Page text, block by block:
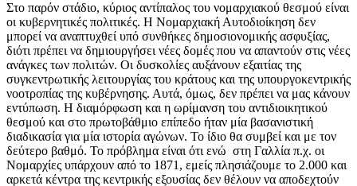
Στο παρόν στάδιο, κύριος αντίπαλος του νομαρχιακού θεσμού είναι
οι κυβερνητικές πολιτικές. Η Νομαρχιακή Αυτοδιοίκηση δεν
μπορεί να αναπτυχθεί υπό συνθήκες δημοσιονομικής ασφυξίας,
διότι πρέπει να δημιουργήσει νέες δομές που να απαντούν στις νέες
ανάγκες των πολιτών. Οι δυσκολίες αυξάνουν εξαιτίας της
συγκεντρωτικής λειτουργίας του κράτους και της υπουργοκεντρικής
νοοτροπίας της κυβέρνησης. Αυτά, όμως, δεν πρέπει να μας κάνουν
εντύπωση. Η διαμόρφωση και η ωρίμανση του αντιδιοικητικού
θεσμού και στο πρωτοβάθμιο επίπεδο ήταν μία βασανιστική
διαδικασία για μία ιστορία αγώνων. Το ίδιο θα συμβεί και με τον
δεύτερο βαθμό. Το πρόβλημα είναι ότι ενώ στη Γαλλία π.χ. οι
Νομαρχίες υπάρχουν από το 1871, εμείς πλησιάζουμε το 2.000 και
αρκετά κέντρα της κεντρικής εξουσίας δεν θέλουν να αποδεχτούν